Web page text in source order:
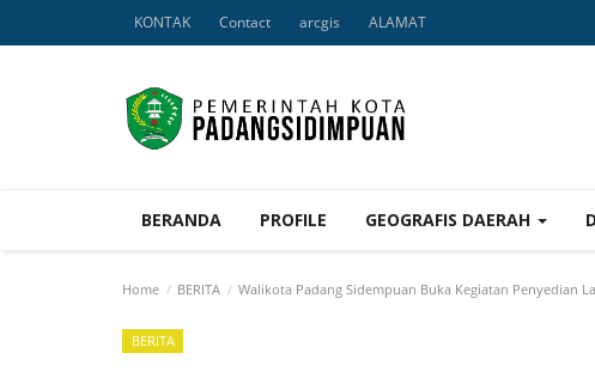
KONTAK Contact arcgis ALAMAT
BERANDA PROFILE GEOGRAFIS DAERAH
Home BERITA Walikota Padang Sidempuan Buka Kegiatan Penyedian
BERITA